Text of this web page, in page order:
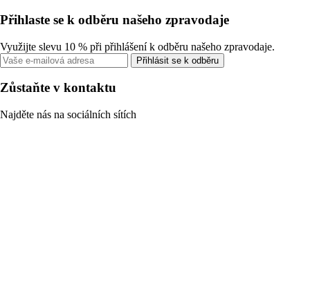
Přihlaste se k odběru našeho zpravodaje
Využijte slevu 10 % při přihlášení k odběru našeho zpravodaje.
Přihlásit se k odběru
Zůstaňte v kontaktu
Najděte nás na sociálních sítích